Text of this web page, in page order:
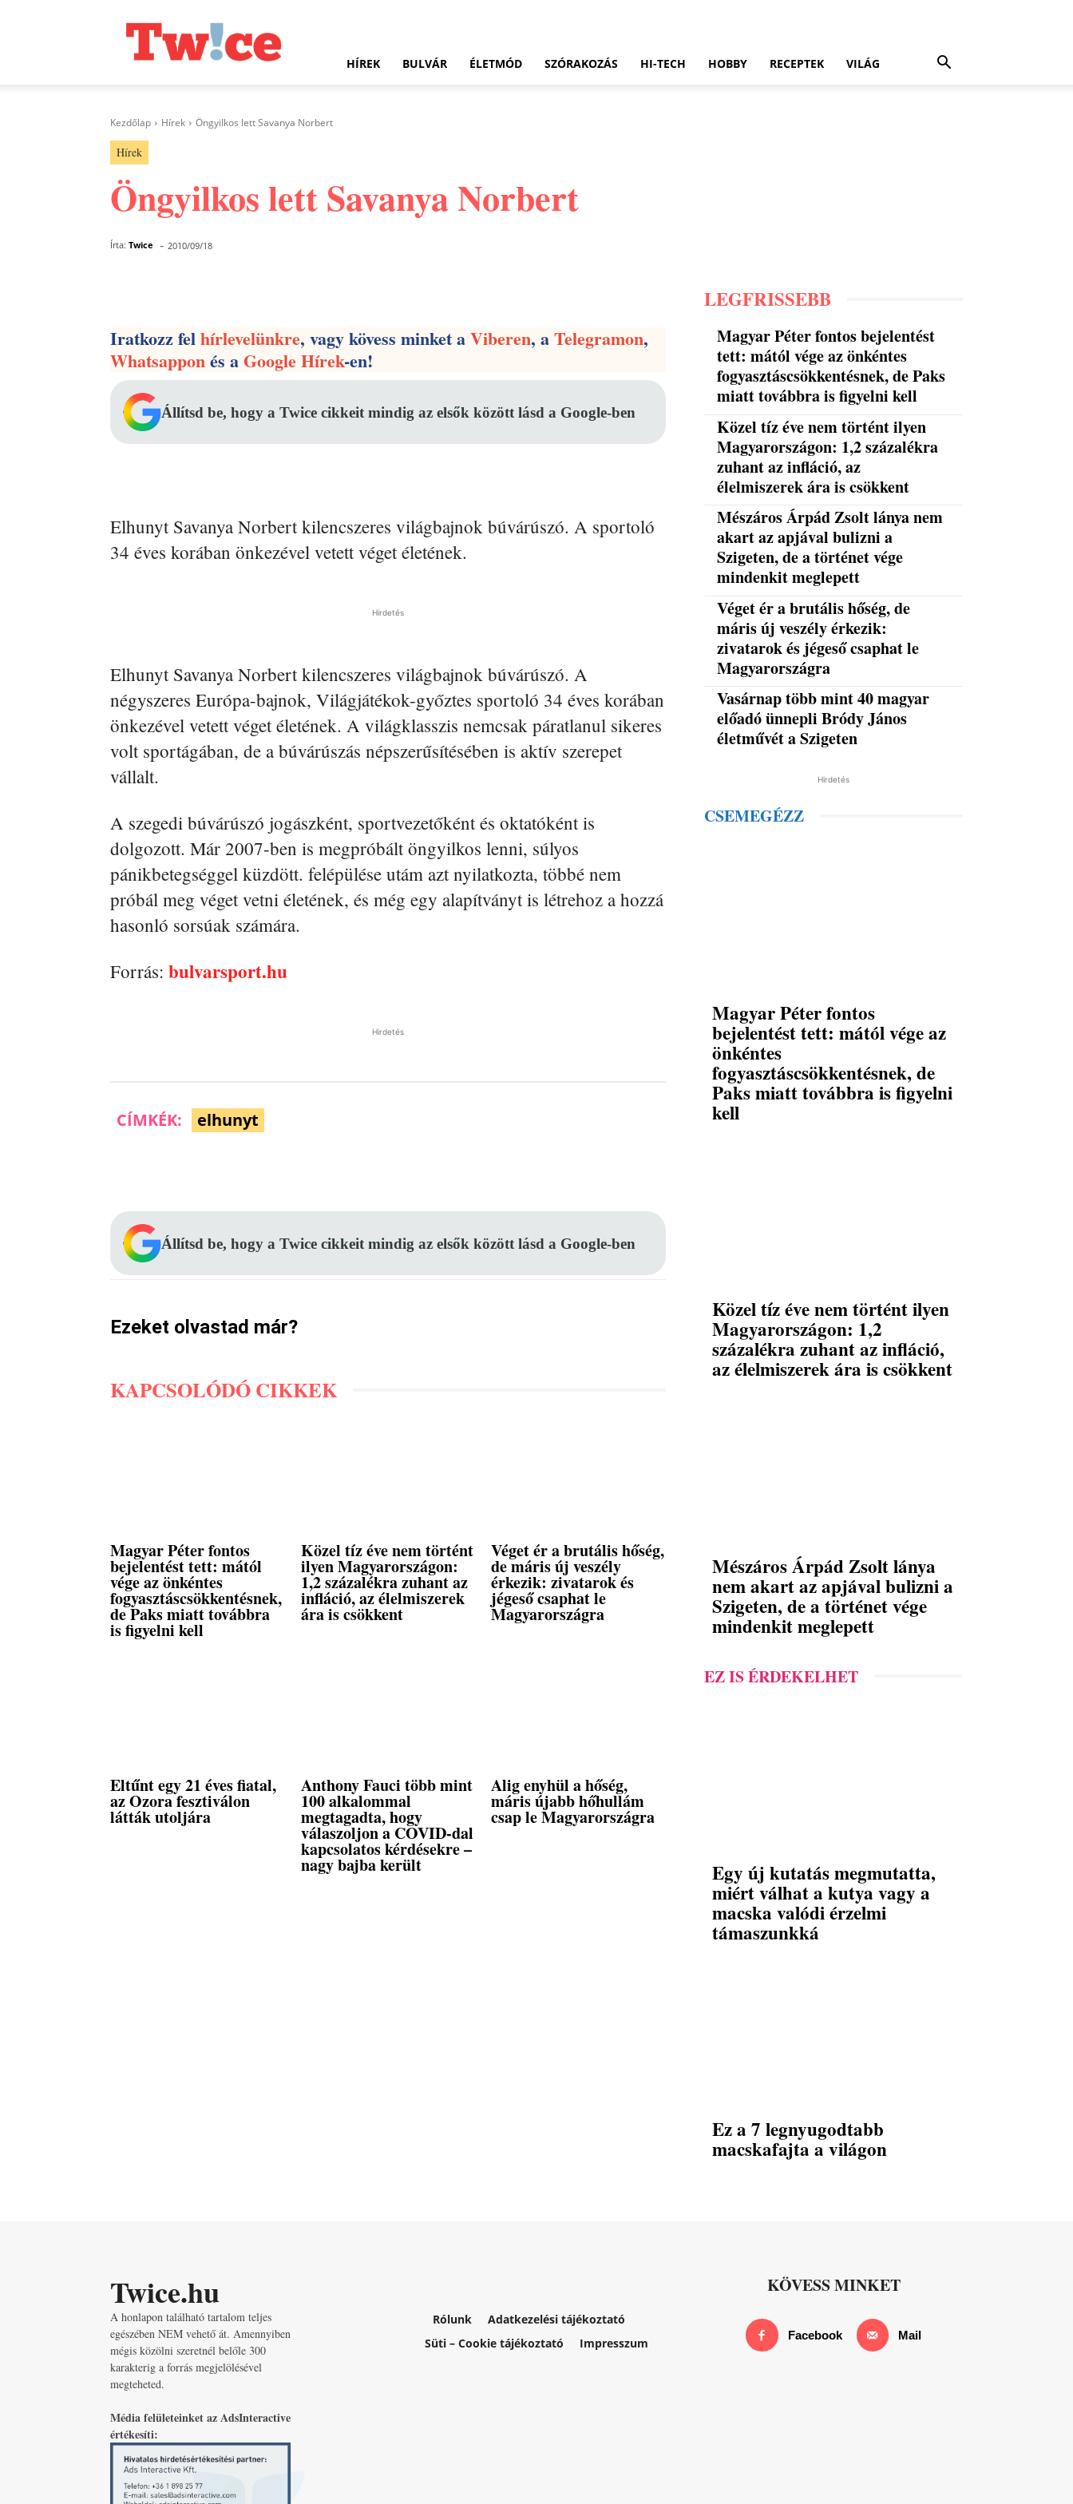
HÍREK BULVÁR ÉLETMÓD SZÓRAKOZÁS HI-TECH HOBBY RECEPTEK VILÁG
Kezdőlap Hírek Öngyilkos lett Savanya Norbert
Hírek
Öngyilkos lett Savanya Norbert
Írta: Twice - 2010/09/18
Iratkozz felhírlevelünkre, vagy kövess minket aViberen, aTelegramon,
Whatsapponés aGoogle Hírek-en!
Állítsd be, hogy a Twice cikkeit mindig az elsők között lásd a Google-ben
Elhunyt Savanya Norbert kilencszeres világbajnok búvárúszó. A sportoló
34 éves korában önkezével vetett véget életének.
Hirdetés
Elhunyt Savanya Norbert kilencszeres világbajnok búvárúszó. A
négyszeres Európa-bajnok, Világjátékok-győztes sportoló 34 éves korában
önkezével vetett véget életének. A világklasszis nemcsak páratlanul sikeres
volt sportágában, de a búvárúszás népszerűsítésében is aktív szerepet
vállalt.
A szegedi búvárúszó jogászként, sportvezetőként és oktatóként is
dolgozott. Már 2007-ben is megpróbált öngyilkos lenni, súlyos
pánikbetegséggel küzdött. felépülése utám azt nyilatkozta, többé nem
próbál meg véget vetni életének, és még egy alapítványt is létrehoz a hozzá
hasonló sorsúak számára.
Forrás: bulvarsport.hu
Hirdetés
CÍMKÉK: elhunyt
Állítsd be, hogy a Twice cikkeit mindig az elsők között lásd a Google-ben
Ezeket olvastad már?
KAPCSOLÓDÓ CIKKEK
Magyar Péter fontos
bejelentést tett: mától
vége az önkéntes
fogyasztáscsökkentésnek,
de Paks miatt továbbra
is figyelni kell
Közel tíz éve nem történt
ilyen Magyarországon:
1,2 százalékra zuhant az
infláció, az élelmiszerek
ára is csökkent
Véget ér a brutális hőség,
de máris új veszély
érkezik: zivatarok és
jégeső csaphat le
Magyarországra
Eltűnt egy 21 éves fiatal,
az Ozora fesztiválon
látták utoljára
Anthony Fauci több mint
100 alkalommal
megtagadta, hogy
válaszoljon a COVID-dal
kapcsolatos kérdésekre –
nagy bajba került
Alig enyhül a hőség,
máris újabb hőhullám
csap le Magyarországra
LEGFRISSEBB
Magyar Péter fontos bejelentést
tett: mától vége az önkéntes
fogyasztáscsökkentésnek, de Paks
miatt továbbra is figyelni kell
Közel tíz éve nem történt ilyen
Magyarországon: 1,2 százalékra
zuhant az infláció, az
élelmiszerek ára is csökkent
Mészáros Árpád Zsolt lánya nem
akart az apjával bulizni a
Szigeten, de a történet vége
mindenkit meglepett
Véget ér a brutális hőség, de
máris új veszély érkezik:
zivatarok és jégeső csaphat le
Magyarországra
Vasárnap több mint 40 magyar
előadó ünnepli Bródy János
életművét a Szigeten
Hirdetés
CSEMEGÉZZ
Magyar Péter fontos
bejelentést tett: mától vége az
önkéntes
fogyasztáscsökkentésnek, de
Paks miatt továbbra is figyelni
kell
Közel tíz éve nem történt ilyen
Magyarországon: 1,2
százalékra zuhant az infláció,
az élelmiszerek ára is csökkent
Mészáros Árpád Zsolt lánya
nem akart az apjával bulizni a
Szigeten, de a történet vége
mindenkit meglepett
EZ IS ÉRDEKELHET
Egy új kutatás megmutatta,
miért válhat a kutya vagy a
macska valódi érzelmi
támaszunkká
Ez a 7 legnyugodtabb
macskafajta a világon
Twice.hu
A honlapon található tartalom teljes
egészében NEM vehető át. Amennyiben
mégis közölni szeretnél belőle 300
karakterig a forrás megjelölésével
megteheted.
Média felületeinket az AdsInteractive
értékesíti:
Rólunk
Adatkezelési tájékoztató
Süti – Cookie tájékoztató
Impresszum
KÖVESS MINKET
Facebook Mail